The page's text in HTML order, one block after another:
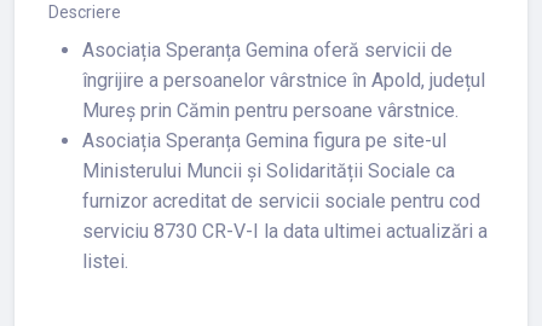
Descriere
Asociația Speranța Gemina oferă servicii de
îngrijire a persoanelor vârstnice în Apold, județul
Mureș prin Cămin pentru persoane vârstnice.
Asociația Speranța Gemina figura pe site-ul
Ministerului Muncii și Solidarității Sociale ca
furnizor acreditat de servicii sociale pentru cod
serviciu 8730 CR-V-I la data ultimei actualizări a
listei.